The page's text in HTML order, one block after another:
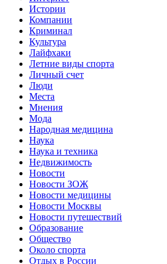
Истории
Компании
Криминал
Культура
Лайфхаки
Летние виды спорта
Личный счет
Люди
Места
Мнения
Мода
Народная медицина
Наука
Наука и техника
Недвижимость
Новости
Новости ЗОЖ
Новости медицины
Новости Москвы
Новости путешествий
Образование
Общество
Около спорта
Отдых в России